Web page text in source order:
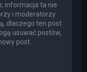
informacja ta nie
i moderatorzy
dlaczego ten post
usuwać postów,
post.